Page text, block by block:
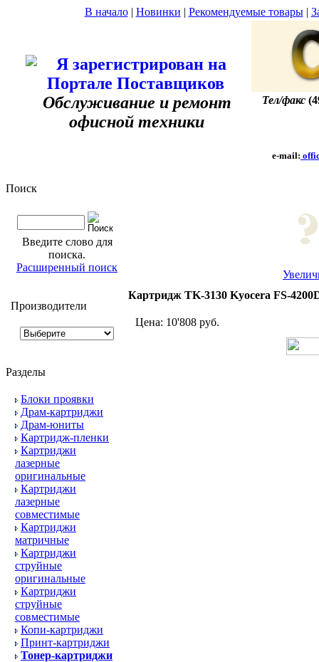
В начало| Новинки | Рекомендуемые товары|
Обслуживание и ремонт
офисной техники
Тел/факс
e-mail:
Поиск
Введите слово для
поиска.
Расширенный поиск
Производители
Разделы
Блоки проявки
Драм-картриджи
Драм-юниты
Картридж-пленки
Картриджи
лазерные
оригинальные
Картриджи
лазерные
совместимые
Картриджи
матричные
Картриджи
струйные
оригинальные
Картриджи
струйные
совместимые
Копи-картриджи
Принт-картриджи
Тонер-картриджи
Картридж TK-3130 Kyocera FS-
Цена: 10'808 руб.